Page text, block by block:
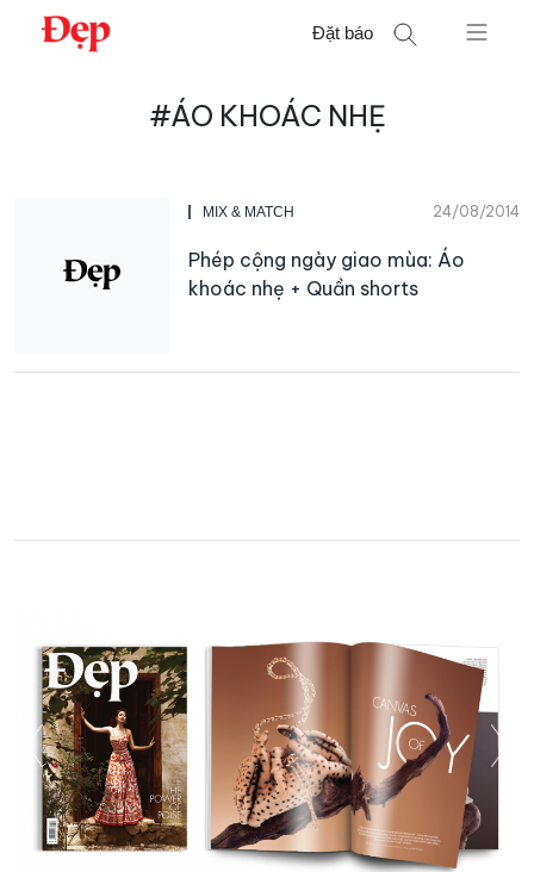
Chuyển
Đặt báo
#ÁO KHOÁC NHẸ
MIX & MATCH 24/08/2014
Phép cộng ngày giao mùa: Áo
khoác nhẹ + Quần shorts